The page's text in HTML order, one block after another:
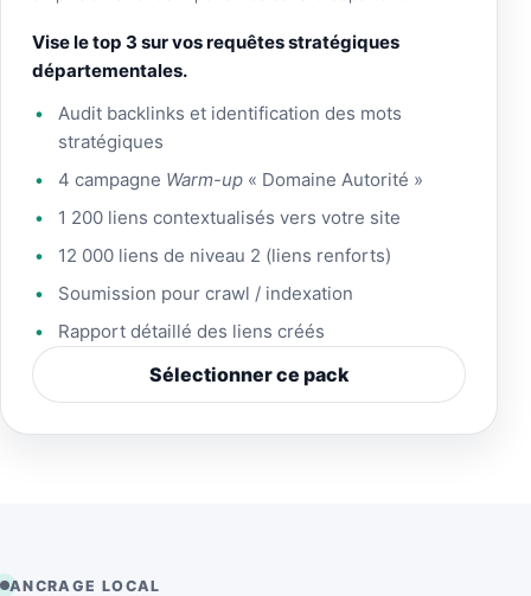
Vise le top 3 sur vos requêtes stratégiques
départementales.
Audit backlinks et identification des mots
stratégiques
4 campagne Warm-up « Domaine Autorité »
1 200 liens contextualisés vers votre site
12 000 liens de niveau 2 (liens renforts)
Soumission pour crawl / indexation
Rapport détaillé des liens créés
Sélectionner ce pack
ANCRAGE LOCAL